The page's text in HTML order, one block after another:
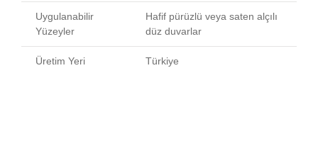
Uygulanabilir
Yüzeyler
Hafif pürüzlü veya saten alçılı
düz duvarlar
Üretim Yeri Türkiye